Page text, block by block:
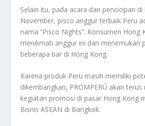
Selain itu, pada acara dan pencicipan di
November, pisco anggur terbaik Peru
nama “Pisco Nights”. Konsumen Hong
menikmati anggur ini dan menemukan
beberapa bar di Hong Kong.
Karena produk Peru masih memiliki
dikembangkan, PROMPERÚ akan terus
kegiatan promosi di pasar Hong Kong
Bisnis ASEAN di Bangkok.